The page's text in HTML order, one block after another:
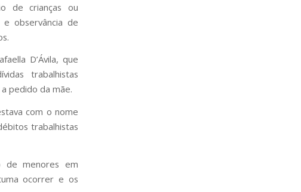
de crianças ou
observância de
D’Ávila, que
trabalhistas
pedido da mãe.
com o nome
trabalhistas
de menores em
ocorrer e os